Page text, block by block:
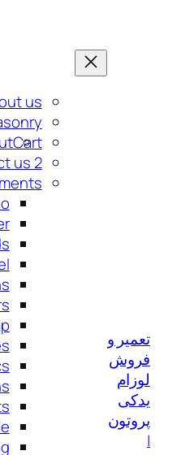
تعمیر و
فروش
لوزام
یدکی
پروتون
|
us
Cart
us 2